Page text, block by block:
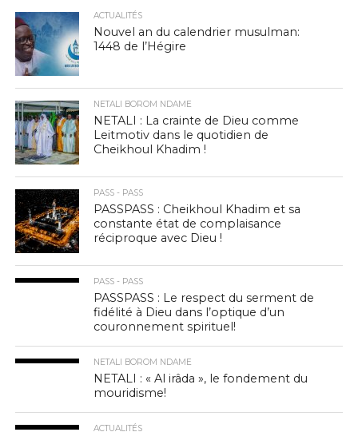
ACTUALITÉS
Nouvel an du calendrier musulman:
1448 de l’Hégire
NETALI BOROM NDAME
NETALI : La crainte de Dieu comme
Leitmotiv dans le quotidien de
Cheikhoul Khadim !
PASS - PASS
PASSPASS : Cheikhoul Khadim et sa
constante état de complaisance
réciproque avec Dieu !
PASS - PASS
PASSPASS : Le respect du serment de
fidélité à Dieu dans l’optique d’un
couronnement spirituel!
NETALI BOROM NDAME
NETALI : « Al irâda », le fondement du
mouridisme!
ACTUALITÉS